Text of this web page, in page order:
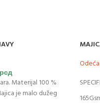
рсд
Materijal 100 %
je malo dužeg